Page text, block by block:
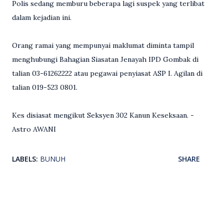
Polis sedang memburu beberapa lagi suspek yang terlibat
dalam kejadian ini.
Orang ramai yang mempunyai maklumat diminta tampil
menghubungi Bahagian Siasatan Jenayah IPD Gombak di
talian 03-61262222 atau pegawai penyiasat ASP I. Agilan di
talian 019-523 0801.
Kes disiasat mengikut Seksyen 302 Kanun Keseksaan. -
Astro AWANI
LABELS: BUNUH SHARE